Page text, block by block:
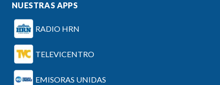
NUESTRAS APPS
RADIO HRN
TELEVICENTRO
EMISORAS UNIDAS